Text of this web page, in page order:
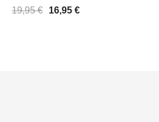
19,95€ 16,95 €